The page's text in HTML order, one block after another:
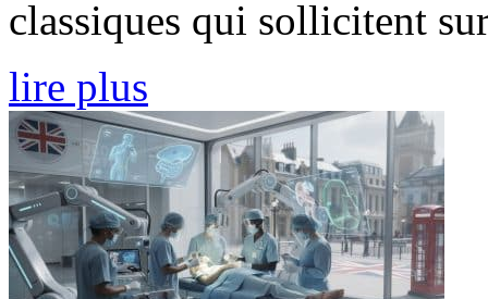
classiques qui sollicitent
lire plus